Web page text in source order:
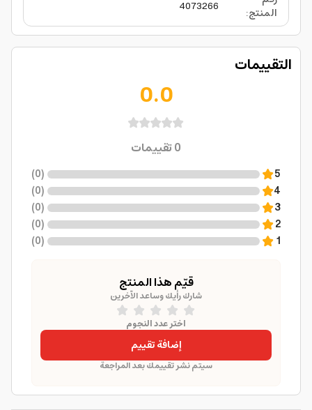
المنتج:
4073266
التقييمات
0.0
0تقييمات
5
(
0
)
4
(
0
)
3
(
0
)
2
(
0
)
1
(
0
)
قيّم هذا المنتج
شارك رأيك وساعد الآخرين
اختر عدد النجوم
إضافة تقييم
سيتم نشر تقييمك بعد المراجعة